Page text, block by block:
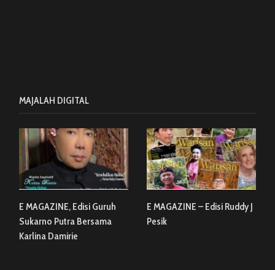
MAJALAH DIGITAL
E MAGAZINE, Edisi Guruh
Sukarno Putra Bersama
Karlina Damirie
E MAGAZINE – Edisi Ruddy J
Pesik